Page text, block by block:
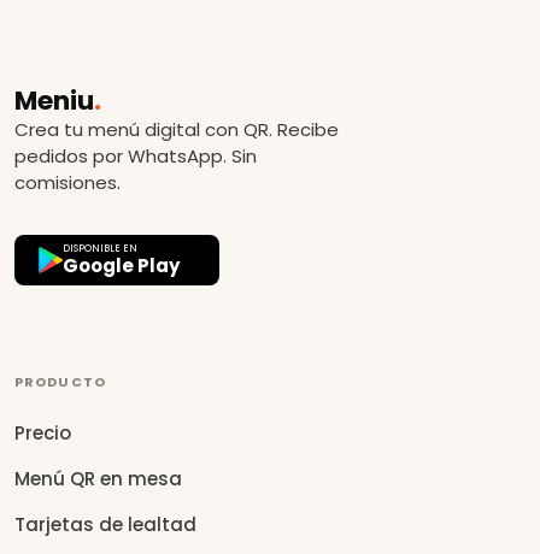
Meniu.
Crea tu menú digital con QR. Recibe
pedidos por WhatsApp. Sin
comisiones.
DISPONIBLE EN
Google Play
PRODUCTO
Precio
Menú QR en mesa
Tarjetas de lealtad